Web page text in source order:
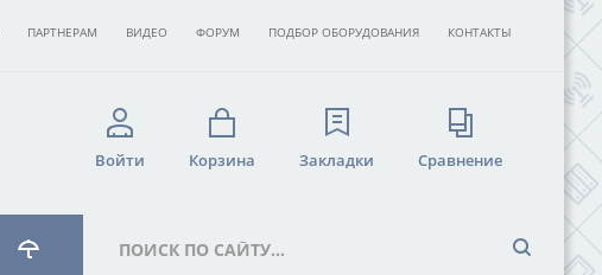
ПАРТНЕРАМ ВИДЕО ФОРУМ ПОДБОР ОБОРУДОВАНИЯ КОНТАКТЫ
Войти Корзина Закладки Сравнение